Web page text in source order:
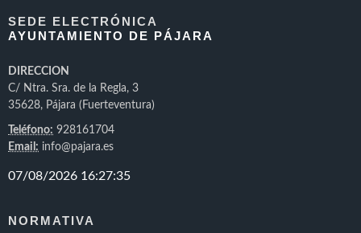
SEDE ELECTRÓNICA
AYUNTAMIENTO DE PÁJARA
DIRECCION
C/ Ntra. Sra. de la Regla, 3
35628, Pájara (Fuerteventura)
Teléfono: 928161704
Email: info@pajara.es
NORMATIVA